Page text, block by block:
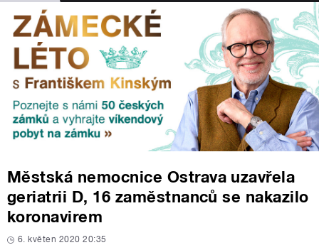
Městská nemocnice Ostrava uzavřela
geriatrii D, 16 zaměstnanců se nakazilo
koronavirem
6. květen 2020 20:35